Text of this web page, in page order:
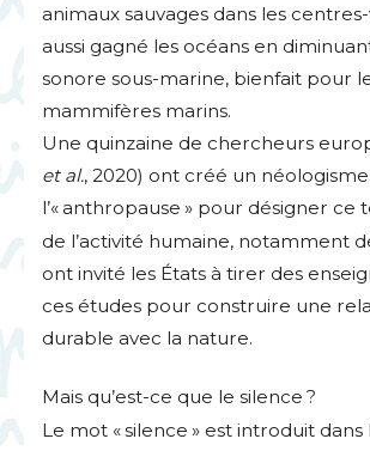
animaux sauvages dans les
aussi gagné les océans en
sonore sous-marine, bienfait pour
mammifères marins.
Une quinzaine de chercheurs
et al., 2020) ont créé un néologisme
l’«anthropause » pour désigner ce
de l’activité humaine, notamment
ont invité les États à tirer des
ces études pour construire une
durable avec la nature.
Mais qu’est-ce que le silence ?
Le mot «silence » est introduit dans